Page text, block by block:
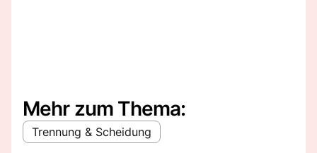
Mehr zum Thema:
Trennung & Scheidung